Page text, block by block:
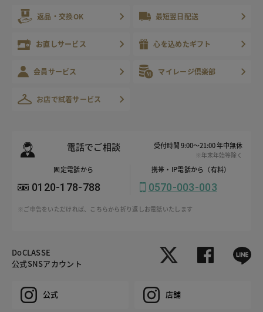
返品・交換OK 最短翌日配送
お直しサービス 心を込めたギフト
会員サービス マイレージ倶楽部
お店で試着サービス
電話でご相談 受付時間 9:00～21:00 年中無休
※年末年始等除く
固定電話から
0120-178-788
携帯・IP電話から（有料）
0570-003-003
※ご申告をいただければ、こちらから折り返しお電話いたします
DoCLASSE
公式SNSアカウント
公式 店舗